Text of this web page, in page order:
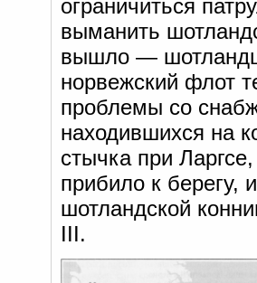
ограничиться
выманить
вышло —
норвежский флот
проблемы со
находившихся на
стычка при
прибило к берегу,
шотландской
III.